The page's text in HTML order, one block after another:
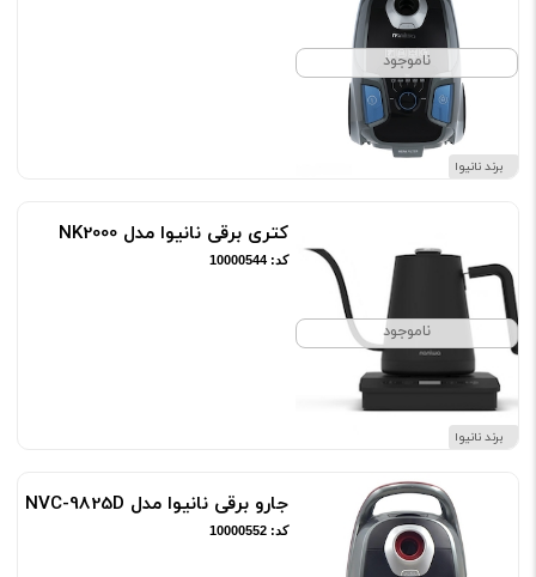
ناموجود
برند نانیوا
ناموجود
برند نانیوا
کتری برقی نانیوا مدل NK2000
کد: 10000544
جارو برقی نانیوا مدل NVC-9825D
کد: 10000552